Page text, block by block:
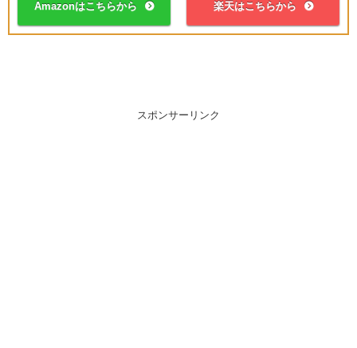
Amazonはこちらから 楽天はこちらから
スポンサーリンク